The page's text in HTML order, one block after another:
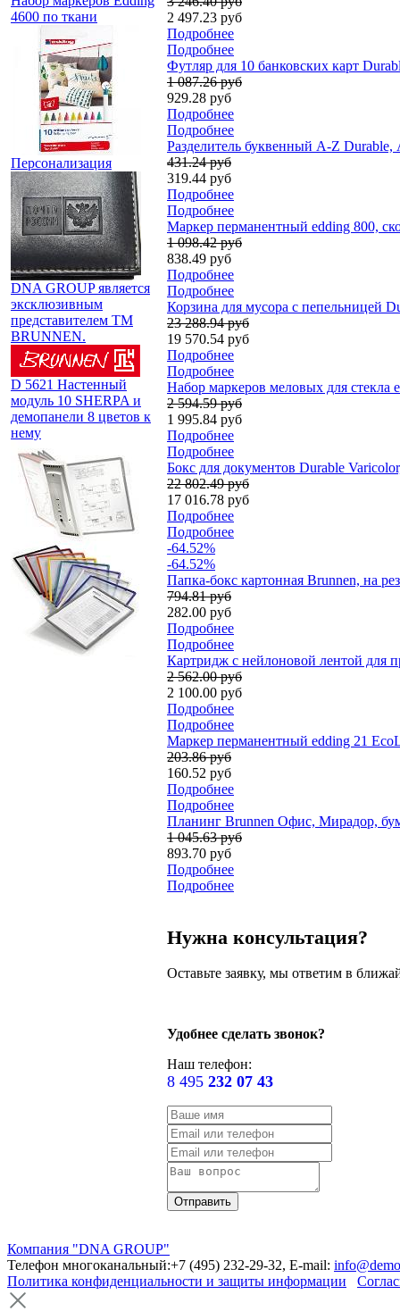
4600 по ткани
Персонализация
DNA GROUP является
эксклюзивным
представителем TM
BRUNNEN.
D 5621 Настенный
модуль 10 SHERPA и
демопанели 8 цветов к
нему
2 497.23 руб
Подробнее
Подробнее
Футляр для 10 банковских карт
1 087.26 руб
929.28 руб
Подробнее
Подробнее
Разделитель буквенный A-Z Durable,
431.24 руб
319.44 руб
Подробнее
Подробнее
Маркер перманентный edding 800,
1 098.42 руб
838.49 руб
Подробнее
Подробнее
Корзина для мусора с пепельницей
23 288.94 руб
19 570.54 руб
Подробнее
Подробнее
Набор маркеров меловых для
2 594.59 руб
1 995.84 руб
Подробнее
Подробнее
Бокс для документов Durable
22 802.49 руб
17 016.78 руб
Подробнее
Подробнее
-64.52%
-64.52%
Папка-бокс картонная Brunnen, на
794.81 руб
282.00 руб
Подробнее
Подробнее
Картридж c нейлоновой лентой для
2 562.00 руб
2 100.00 руб
Подробнее
Подробнее
Маркер перманентный edding 21
203.86 руб
160.52 руб
Подробнее
Подробнее
Планинг Brunnen Офис, Мирадор,
1 045.63 руб
893.70 руб
Подробнее
Подробнее
Нужна консультация?
Оставьте заявку, мы ответим в
Удобнее сделать звонок?
Наш телефон:
8 495 232 07 43
Компания "DNA GROUP"
Телефон многоканальный:+7 (495) 232-29-32, E-mail:
Политика конфиденциальности и защиты информации